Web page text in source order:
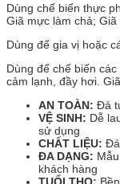
Dùng chế biến thực
Giã mực làm chả; Giã
Dùng để gia vị hoặc
Dùng để chế biến
cảm lạnh, đầy hơi.
AN TOÀN: Đá
VỆ SINH: Dễ
sử dụng
CHẤT LIỆU:
ĐA DẠNG:
khách hàng